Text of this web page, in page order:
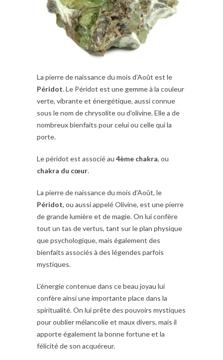
La pierre de naissance du mois d’Août est le
Péridot. Le Péridot est une gemme à la couleur
verte, vibrante et énergétique, aussi connue
sous le nom de chrysolite ou d’olivine. Elle a de
nombreux bienfaits pour celui ou celle qui la
porte.
Le péridot est associé au 4ème chakra, ou
chakra du cœur.
La pierre de naissance du mois d’Août, le
Péridot, ou aussi appelé Olivine, est une pierre
de grande lumière et de magie. On lui confère
tout un tas de vertus, tant sur le plan physique
que psychologique, mais également des
bienfaits associés à des légendes parfois
mystiques.
L’énergie contenue dans ce beau joyau lui
confère ainsi une importante place dans la
spiritualité. On lui prête des pouvoirs mystiques
pour oublier mélancolie et maux divers, mais il
apporte également la bonne fortune et la
félicité de son acquéreur.